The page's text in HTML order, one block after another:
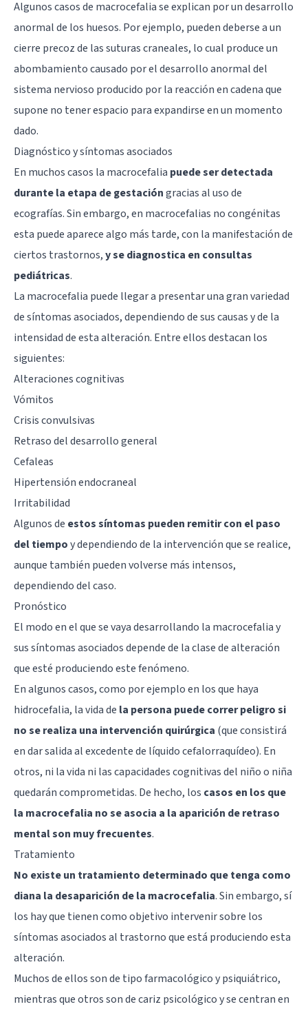
Algunos casos de macrocefalia se explican por un desarrollo
anormal de los huesos. Por ejemplo, pueden deberse a un
cierre precoz de las suturas craneales, lo cual produce un
abombamiento causado por el desarrollo anormal del
sistema nervioso producido por la reacción en cadena que
supone no tener espacio para expandirse en un momento
dado.
Diagnóstico y síntomas asociados
En muchos casos la macrocefalia puede ser detectada
durante la etapa de gestacióngracias al uso de
ecografías. Sin embargo, en macrocefalias no congénitas
esta puede aparece algo más tarde, con la manifestación de
ciertos trastornos,y se diagnostica en consultas
pediátricas.
La macrocefalia puede llegar a presentar una gran variedad
de síntomas asociados, dependiendo de sus causas y de la
intensidad de esta alteración. Entre ellos destacan los
siguientes:
Alteraciones cognitivas
Vómitos
Crisis convulsivas
Retraso del desarrollo general
Cefaleas
Hipertensión endocraneal
Irritabilidad
Algunos de estos síntomas pueden remitir con el paso
del tiempoy dependiendo de la intervención que se realice,
aunque también pueden volverse más intensos,
dependiendo del caso.
Pronóstico
El modo en el que se vaya desarrollando la macrocefalia y
sus síntomas asociados depende de la clase de alteración
que esté produciendo este fenómeno.
En algunos casos, como por ejemplo en los que haya
hidrocefalia, la vida de la persona puede correr peligro si
no se realiza una intervención quirúrgica (que consistirá
en dar salida al excedente de líquido cefalorraquídeo). En
otros, ni la vida ni las capacidades cognitivas del niño o niña
quedarán comprometidas. De hecho, los casos en los que
la macrocefalia no se asocia a la aparición de retraso
mental son muy frecuentes.
Tratamiento
No existe un tratamiento determinado que tenga como
diana la desaparición de la macrocefalia. Sin embargo, sí
los hay que tienen como objetivo intervenir sobre los
síntomas asociados al trastorno que está produciendo esta
alteración.
Muchos de ellos son de tipo farmacológico y psiquiátrico,
mientras que otros son de cariz psicológico y se centran en